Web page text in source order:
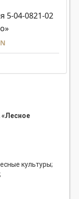
5-04-0821-02
культуры;